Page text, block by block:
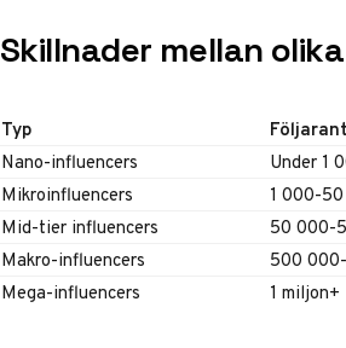
Skillnader mellan
Typ
Nano-influencers
Under 1
Mikroinfluencers
1 000-
Mid-tier influencers
50 000-
Makro-influencers
500
Mega-influencers
1 miljon+